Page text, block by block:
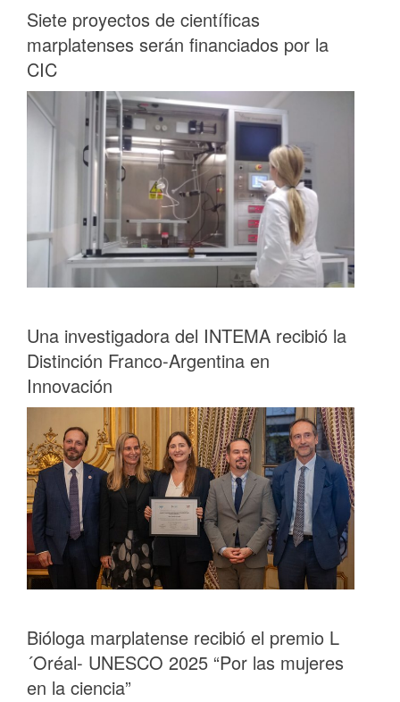
Siete proyectos de científicas
marplatenses serán financiados por la
CIC
Una investigadora del INTEMA recibió la
Distinción Franco-Argentina en
Innovación
Bióloga marplatense recibió el premio L
´Oréal- UNESCO 2025 “Por las mujeres
en la ciencia”